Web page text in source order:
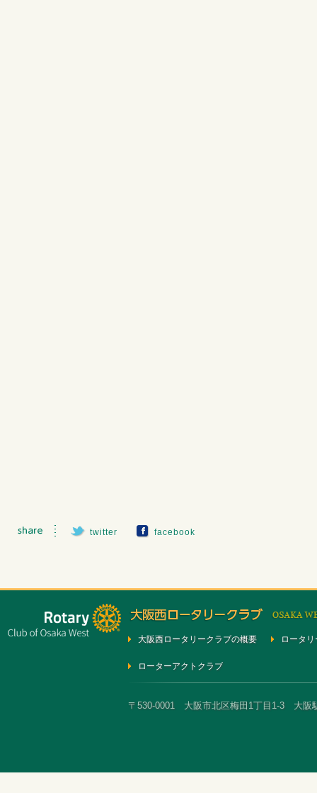
twitter facebook
大阪西ロータリークラブの概要 ロータ
ローターアクトクラブ
〒530-0001 大阪市北区梅田1丁目1-3 大阪